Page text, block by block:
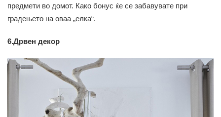
предмети во домот. Како бонус ќе се забавувате при
градењето на оваа „елка“.
6.Дрвен декор